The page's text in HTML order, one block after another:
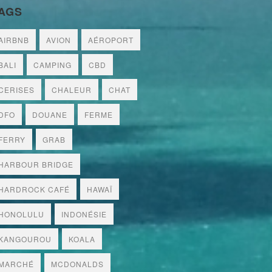
AVION AÉROPORT
CAMPING CBD
CHALEUR CHAT
DOUANE FERME
GRAB
BRIDGE
CAFÉ HAWAÏ
INDONÉSIE
KOALA
MCDONALDS